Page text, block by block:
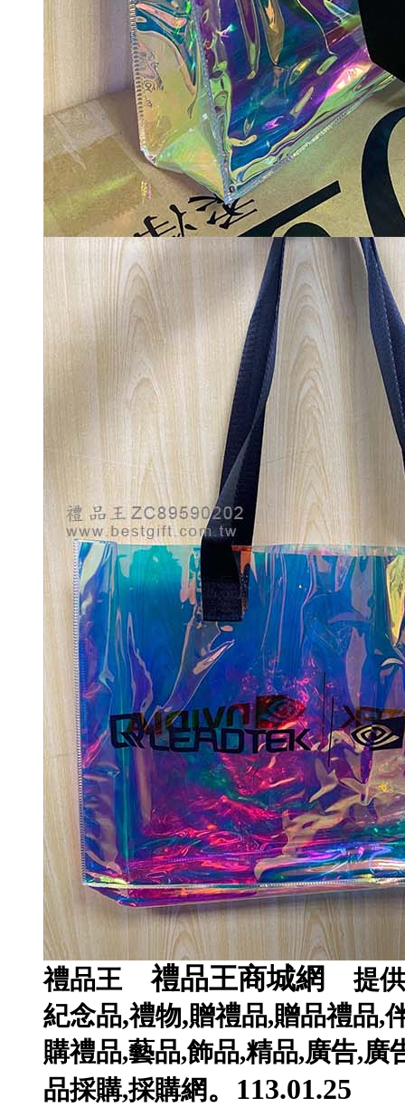
禮品王 禮品王商城網
提
紀念品,禮物,贈禮品,贈品禮品,
購禮品,藝品,飾品,精品,廣告,廣
品採購,採購網。113.01.25